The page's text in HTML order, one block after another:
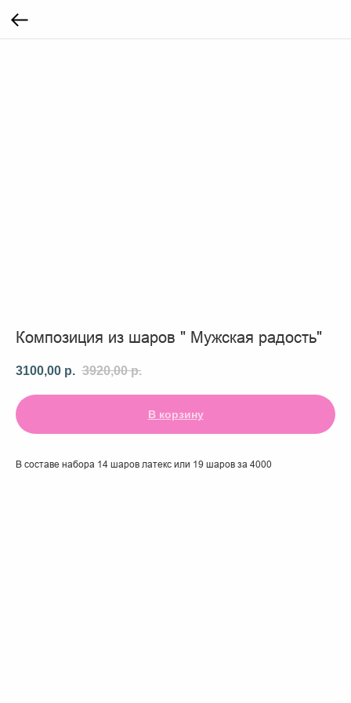
Композиция из шаров " Мужская радость"
3100,00 р. 3920,00 р.
В корзину
В составе набора 14 шаров латекс или 19 шаров за 4000